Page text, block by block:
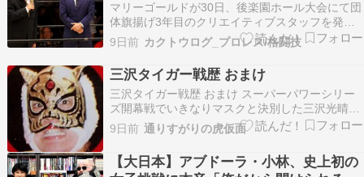
マリーゴールドが30日、後楽園ホール大会にて団
体旗揚げ3年目のクリエイティブスタッフを発表
した。発表全文をまとめる。 近藤修司「新しいメ
ンバーとは“出”が一緒なので」DRAGON GATEの
盟友と再会 トータル・プロデ... The post 吉野正
人「もっと上のステージに」 …
9日前 カクトウログ_プロレス/格闘技
三沢タイガー戦歴 おまけ
三沢タイガー戦歴 おまけ スーパーパワーシリー
ズ開幕戦でいきなりマスクと決別した三沢光晴。
第2戦ではマーク・スカルパなるジョバー的レス
ラーとのシングルマッチでした。 1990年5月16日
（水）90’スーパーパワーシリーズ 第2戦愛知・田
原町総合体育館30分1本勝負○三沢光晴（8…
9日前 通りすがりの虎仮面
【大日本】アブドーラ・小林、史上初の